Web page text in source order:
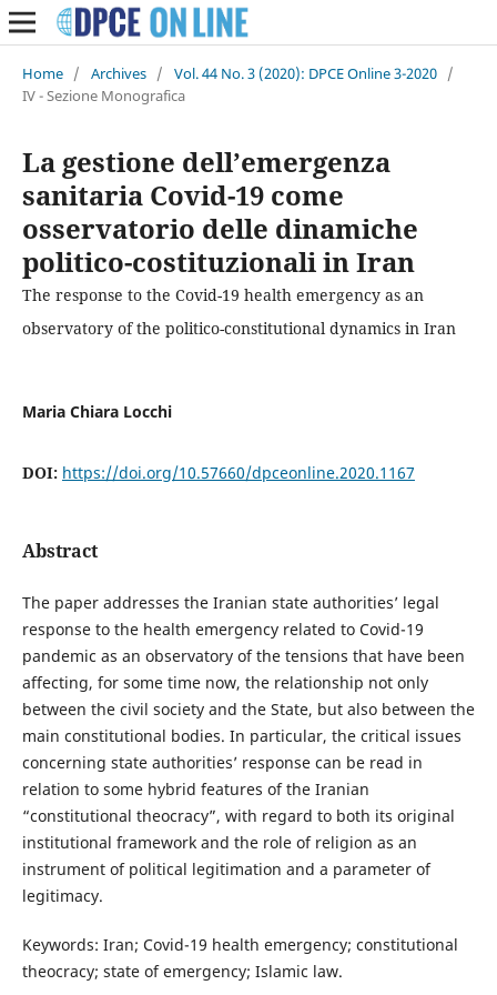
Home / Archives / Vol. 44 No. 3 (2020): DPCE Online 3-2020 /
IV - Sezione Monografica
La gestione dell’emergenza
sanitaria Covid-19 come
osservatorio delle dinamiche
politico-costituzionali in Iran
The response to the Covid-19 health emergency as an
observatory of the politico-constitutional dynamics in Iran
Maria Chiara Locchi
DOI: https://doi.org/10.57660/dpceonline.2020.1167
Abstract
The paper addresses the Iranian state authorities’ legal
response to the health emergency related to Covid-19
pandemic as an observatory of the tensions that have been
affecting, for some time now, the relationship not only
between the civil society and the State, but also between the
main constitutional bodies. In particular, the critical issues
concerning state authorities’ response can be read in
relation to some hybrid features of the Iranian
“constitutional theocracy”, with regard to both its original
institutional framework and the role of religion as an
instrument of political legitimation and a parameter of
legitimacy.
Keywords: Iran; Covid-19 health emergency; constitutional
theocracy; state of emergency; Islamic law.